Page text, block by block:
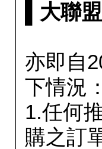
▌大聯
亦即自
下情況：
1.任何
購之訂